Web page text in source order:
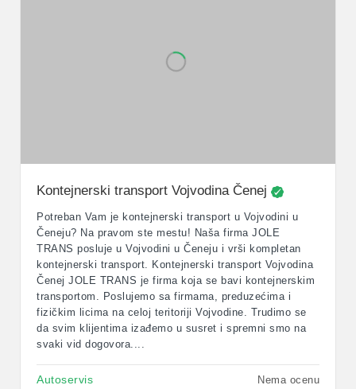
Kontejnerski transport Vojvodina Čenej
Potreban Vam je kontejnerski transport u Vojvodini u
Čeneju? Na pravom ste mestu! Naša firma JOLE
TRANS posluje u Vojvodini u Čeneju i vrši kompletan
kontejnerski transport. Kontejnerski transport Vojvodina
Čenej JOLE TRANS je firma koja se bavi kontejnerskim
transportom. Poslujemo sa firmama, preduzećima i
fizičkim licima na celoj teritoriji Vojvodine. Trudimo se
da svim klijentima izađemo u susret i spremni smo na
svaki vid dogovora....
Autoservis Nema ocenu